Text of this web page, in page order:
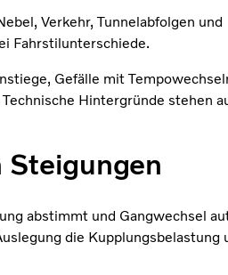
Verkehr, Tunnelabfolgen und
Fahrstilunterschiede.
Gefälle mit
Hintergründe stehen
Steigungen
abstimmt und Gangwechsel
die Kupplungsbelastung